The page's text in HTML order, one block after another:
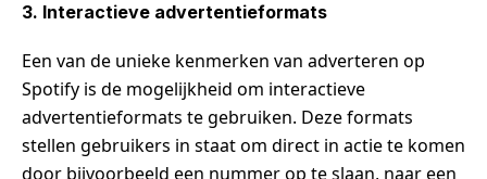
3. Interactieve advertentieformats
Een van de unieke kenmerken van adverteren op
Spotify is de mogelijkheid om interactieve
advertentieformats te gebruiken. Deze formats
stellen gebruikers in staat om direct in actie te komen
door bijvoorbeeld een nummer op te slaan, naar een